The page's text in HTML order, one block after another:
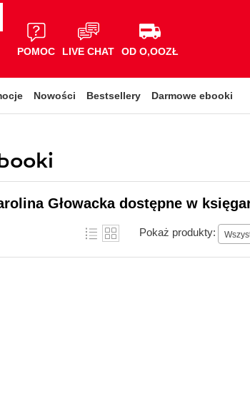
POMOC LIVE CHAT OD O,OOZŁ
Nowości Bestsellery Darmowe ebooki
Głowacka dostępne w
Pokaż produkty: